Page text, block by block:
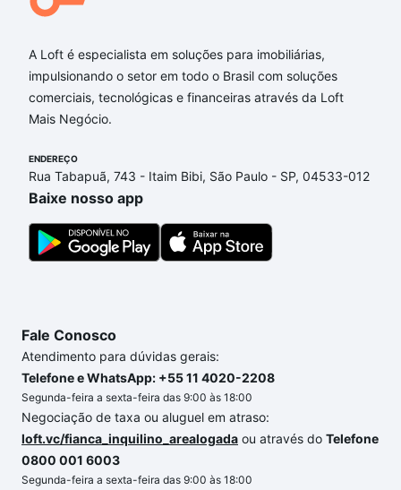
Aqui na Loft temos a oferta ideal para você, com
SP que custam a partir de R$ 0 e com nossas
opções de financiamento imobiliário as parcelas
podem se adequar ao seu orçamento. Se ainda tem
alguma dúvida dos custos envolvidos no processo
comprar um apartamento
comprar o imóvel dos seus sonhos com segurança e
conforto. Loft, com você até as chaves.
A Loft é especialista em soluções para imobiliárias,
impulsionando o setor em todo o Brasil com soluções
comerciais, tecnológicas e financeiras através da Loft
Mais Negócio.
ENDEREÇO
Rua Tabapuã, 743 - Itaim Bibi, São Paulo - SP, 04533-012
Baixe nosso app
Fale Conosco
Atendimento para dúvidas gerais:
Telefone e WhatsApp: +55 11 4020-2208
Segunda-feira a sexta-feira das 9:00 às 18:00
Negociação de taxa ou aluguel em atraso:
loft.vc/fianca_inquilino_arealogada ou através do Telefone
0800 001 6003
Segunda-feira a sexta-feira das 9:00 às 18:00